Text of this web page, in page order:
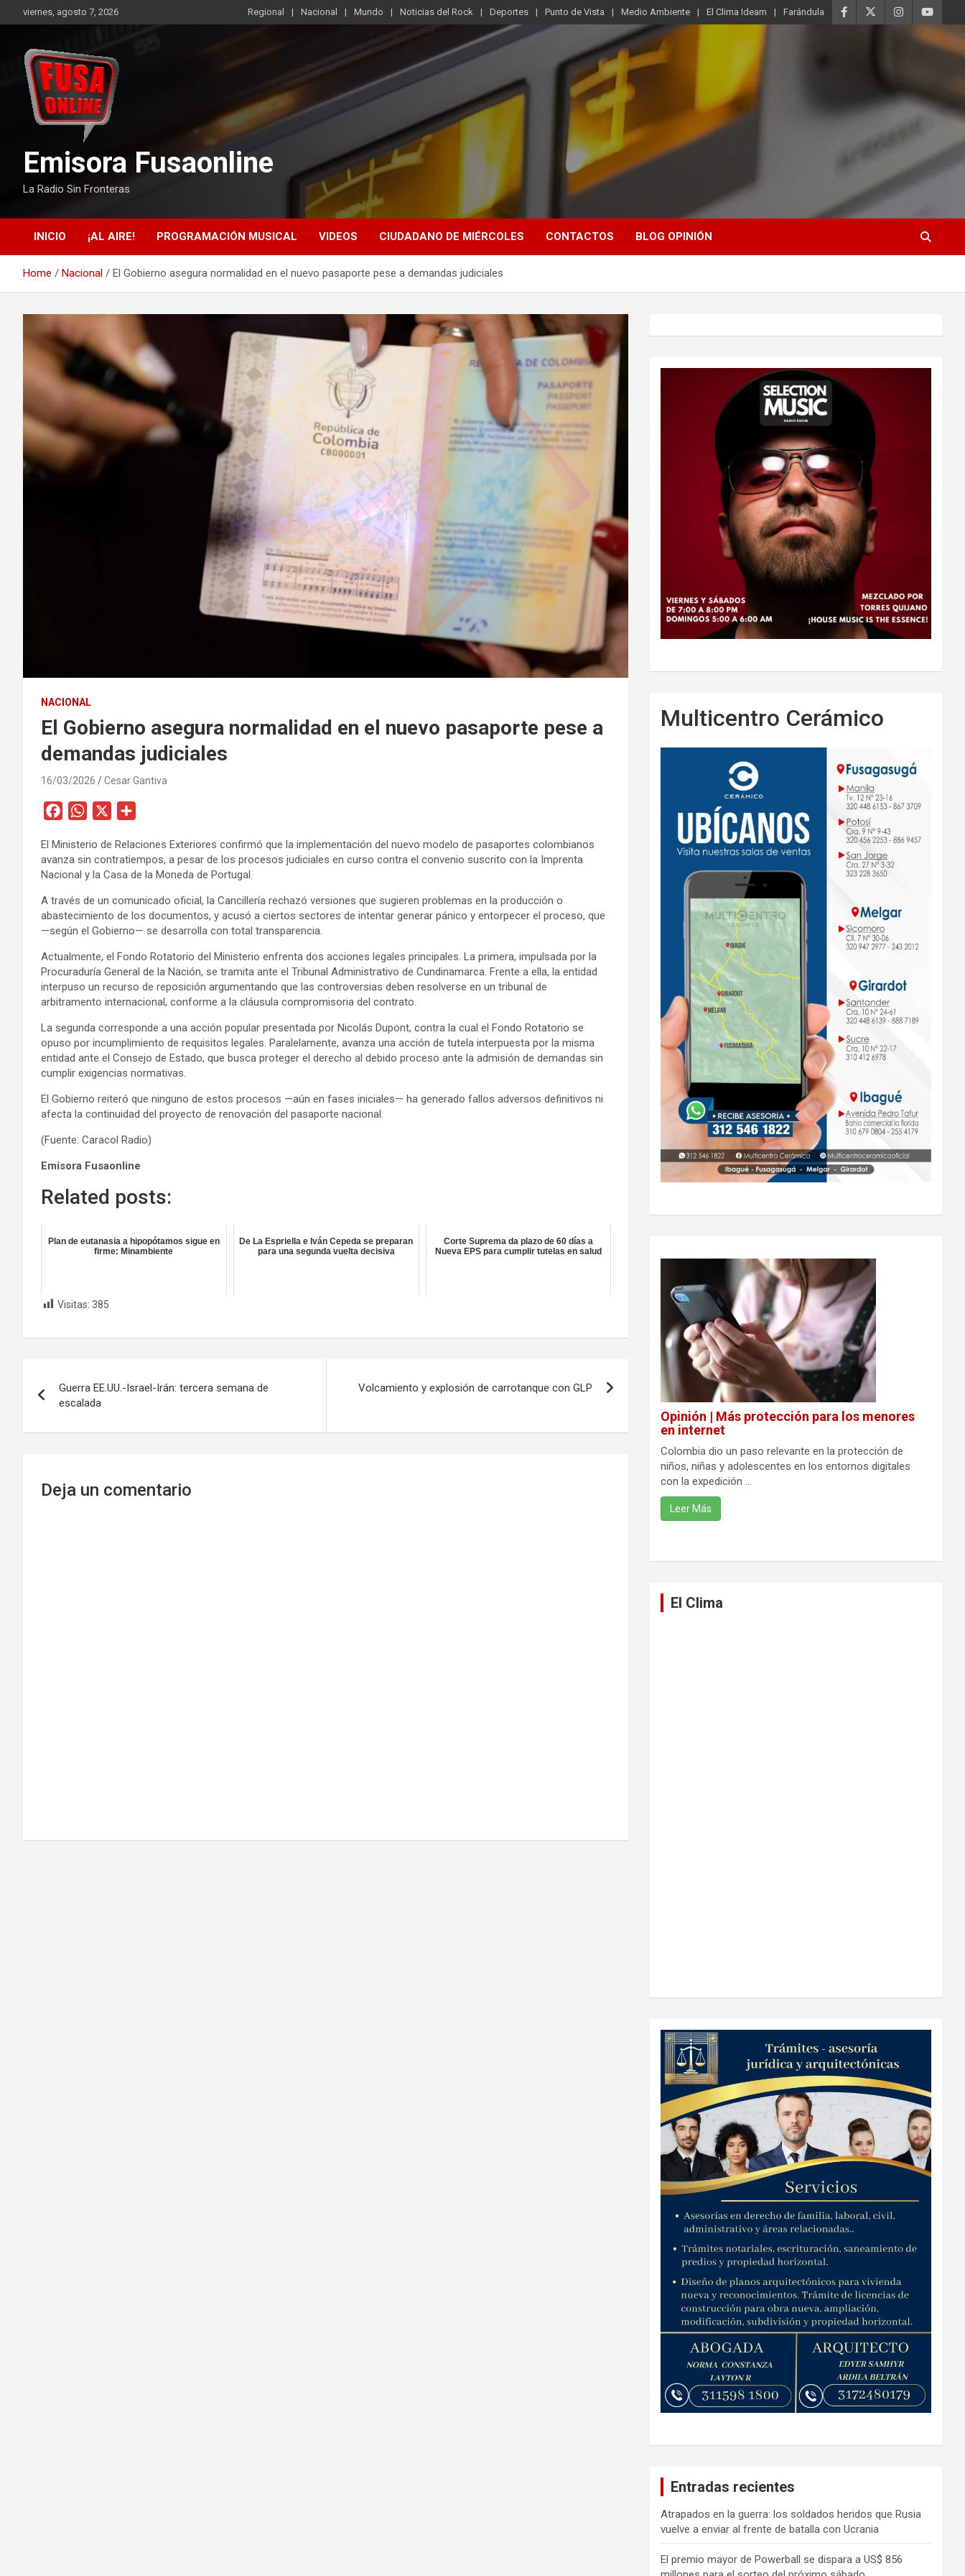
to
viernes, agosto 7, 2026 Regional Nacional Mundo Noticias del Rock Deportes Punto de Vista Medio Ambiente El Clima Ideam Farándula
Emisora Fusaonline
La Radio Sin Fronteras
INICIO ¡AL AIRE! PROGRAMACIÓN MUSICAL VIDEOS CIUDADANO DE MIÉRCOLES CONTACTOS BLOG OPINIÓN
Home Nacional El Gobierno asegura normalidad en el nuevo pasaporte pese a demandas judiciales
NACIONAL
El Gobierno asegura normalidad en el nuevo pasaporte pese a
demandas judiciales
16/03/2026 Cesar Gantiva
c
e
o
o
k
W
a
t
A
p
m
p
r
t
r
El Ministerio de Relaciones Exteriores confirmó que la implementación del nuevo modelo de pasaportes colombianos
avanza sin contratiempos, a pesar de los procesos judiciales en curso contra el convenio suscrito con la Imprenta
Nacional y la Casa de la Moneda de Portugal.
A través de un comunicado oficial, la Cancillería rechazó versiones que sugieren problemas en la producción o
abastecimiento de los documentos, y acusó a ciertos sectores de intentar generar pánico y entorpecer el proceso, que
—según el Gobierno— se desarrolla con total transparencia.
Actualmente, el Fondo Rotatorio del Ministerio enfrenta dos acciones legales principales. La primera, impulsada por la
Procuraduría General de la Nación, se tramita ante el Tribunal Administrativo de Cundinamarca. Frente a ella, la entidad
interpuso un recurso de reposición argumentando que las controversias deben resolverse en un tribunal de
arbitramento internacional, conforme a la cláusula compromisoria del contrato.
La segunda corresponde a una acción popular presentada por Nicolás Dupont, contra la cual el Fondo Rotatorio se
opuso por incumplimiento de requisitos legales. Paralelamente, avanza una acción de tutela interpuesta por la misma
entidad ante el Consejo de Estado, que busca proteger el derecho al debido proceso ante la admisión de demandas sin
cumplir exigencias normativas.
El Gobierno reiteró que ninguno de estos procesos —aún en fases iniciales— ha generado fallos adversos definitivos ni
afecta la continuidad del proyecto de renovación del pasaporte nacional.
(Fuente: Caracol Radio)
Emisora Fusaonline
Related posts:
Plan de eutanasia a hipopótamos sigue en
firme: Minambiente
De La Espriella e Iván Cepeda se preparan
para una segunda vuelta decisiva
Corte Suprema da plazo de 60 días a
Nueva EPS para cumplir tutelas en salud
Visitas: 385
de
entradas
Guerra EE.UU.-Israel-Irán: tercera semana de
escalada
Volcamiento y explosión de carrotanque con GLP
Deja un comentario
Multicentro Cerámico
Opinión | Más protección para los menores
en internet
Colombia dio un paso relevante en la protección de
niños, niñas y adolescentes en los entornos digitales
con la expedición ...
Leer Más
El Clima
Entradas recientes
Atrapados en la guerra: los soldados heridos que Rusia
vuelve a enviar al frente de batalla con Ucrania
El premio mayor de Powerball se dispara a US$ 856